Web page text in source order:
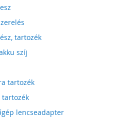
tartozék
szíj
tartozék
tartozék
lencseadapter